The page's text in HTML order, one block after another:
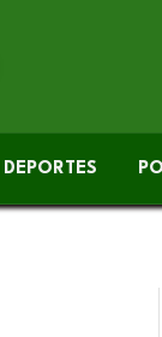
DEPORTES